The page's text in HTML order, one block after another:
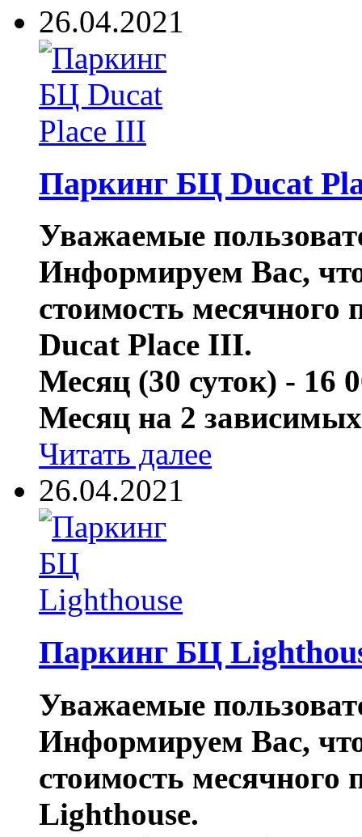
26.04.2021
Паркинг БЦ Ducat
Уважаемые
Информируем Вас,
стоимость
Ducat Place III.
Месяц (30 суток) - 16
Месяц на 2
Читать далее
26.04.2021
Паркинг БЦ
Уважаемые
Информируем Вас,
стоимость
Lighthouse.